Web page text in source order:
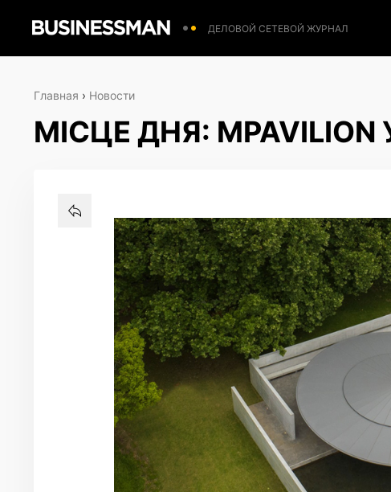
ДЕЛОВОЙ СЕТЕВОЙ ЖУРНАЛ
Главная › Новости
МІСЦЕ ДНЯ: